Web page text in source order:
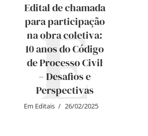
Edital de chamada
para participação
na obra coletiva:
10 anos do Código
de Processo Civil
– Desafios e
Perspectivas
Em Editais 26/02/2025
E